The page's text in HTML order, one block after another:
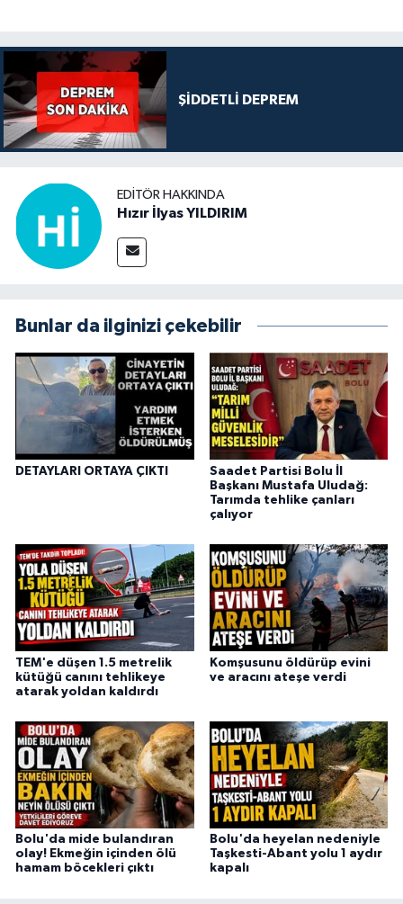
ŞİDDETLİ DEPREM
EDITÖR HAKKINDA
Hızır İlyas YILDIRIM
Bunlar da ilginizi çekebilir
DETAYLARI ORTAYA ÇIKTI
Saadet Partisi Bolu İl
Başkanı Mustafa Uludağ:
Tarımda tehlike çanları
çalıyor
TEM'e düşen 1.5 metrelik
kütüğü canını tehlikeye
atarak yoldan kaldırdı
Komşusunu öldürüp evini
ve aracını ateşe verdi
Bolu'da mide bulandıran
olay! Ekmeğin içinden ölü
hamam böcekleri çıktı
Bolu'da heyelan nedeniyle
Taşkesti-Abant yolu 1 aydır
kapalı